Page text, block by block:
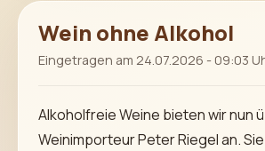
Wein ohne Alkohol
Eingetragen am 24.07.2026 - 09:03
Alkoholfreie Weine bieten wir nun
Weinimporteur Peter Riegel an.